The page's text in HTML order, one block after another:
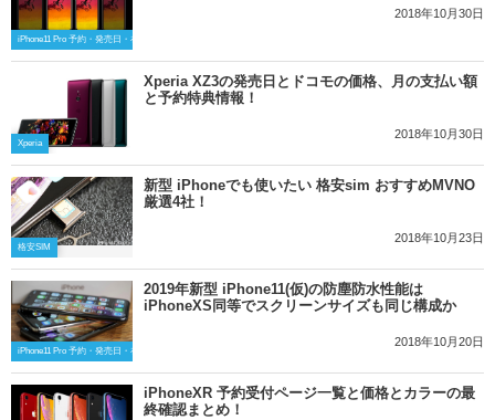
iPhone11 Pro 予約・発売日・在庫最新情報
2018年10月30日
Xperia
Xperia XZ3の発売日とドコモの価格、月の支払い額
と予約特典情報！
2018年10月30日
格安SIM
新型 iPhoneでも使いたい 格安sim おすすめMVNO
厳選4社！
2018年10月23日
iPhone11 Pro 予約・発売日・在庫最新情報
2019年新型 iPhone11(仮)の防塵防水性能は
iPhoneXS同等でスクリーンサイズも同じ構成か
2018年10月20日
iPhoneXR 予約受付ページ一覧と価格とカラーの最
終確認まとめ！